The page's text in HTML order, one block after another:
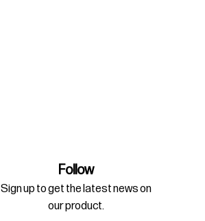
Follow
Sign up to get the latest news on
our product.